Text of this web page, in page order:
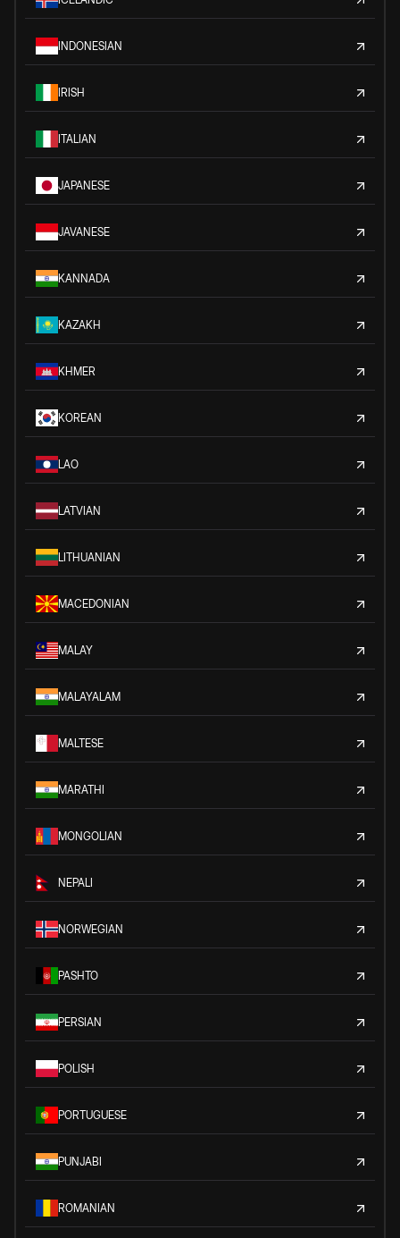
INDONESIAN
IRISH
ITALIAN
JAPANESE
JAVANESE
KANNADA
KAZAKH
KHMER
KOREAN
LAO
LATVIAN
LITHUANIAN
MACEDONIAN
MALAY
MALAYALAM
MALTESE
MARATHI
MONGOLIAN
NEPALI
NORWEGIAN
PASHTO
PERSIAN
POLISH
PORTUGUESE
PUNJABI
ROMANIAN